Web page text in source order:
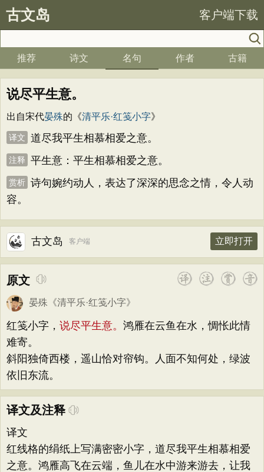
古文岛 客户端下载
推荐 诗文 名句 作者 古籍
说尽平生意。
出自宋代晏殊的《清平乐·红笺小字》
译文 道尽我平生相慕相爱之意。
注释 平生意：平生相慕相爱之意。
赏析 诗句婉约动人，表达了深深的思念之情，令人动
容。
古文岛 客户端 立即打开
原文
晏殊 《清平乐·红笺小字》
红笺小字， 说尽平生意。 鸿雁在云鱼在水，惆怅此情
难寄。
斜阳独倚西楼，遥山恰对帘钩。人面不知何处，绿波
依旧东流。
译文及注释
译文
红线格的绢纸上写满密密小字，道尽我平生相慕相爱
之意。鸿雁高飞在云端，鱼儿在水中游来游去，让我